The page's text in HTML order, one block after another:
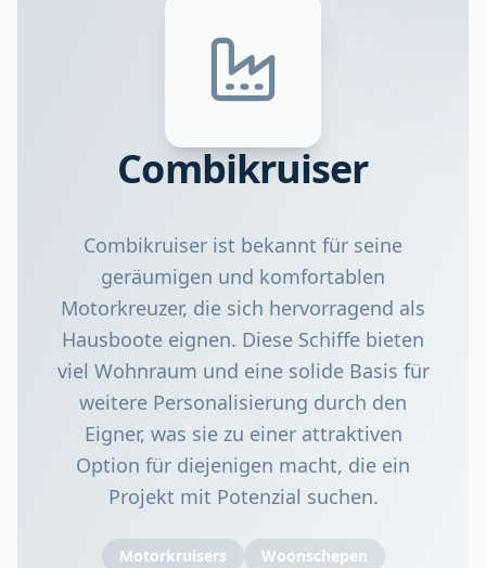
Combikruiser
Combikruiser ist bekannt für seine
geräumigen und komfortablen
Motorkreuzer, die sich hervorragend als
Hausboote eignen. Diese Schiffe bieten
viel Wohnraum und eine solide Basis für
weitere Personalisierung durch den
Eigner, was sie zu einer attraktiven
Option für diejenigen macht, die ein
Projekt mit Potenzial suchen.
Motorkruisers Woonschepen